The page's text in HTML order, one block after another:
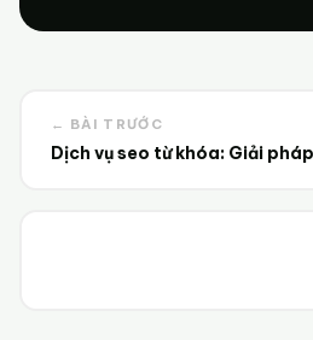
← BÀI TRƯỚC
Dịch vụ seo từ khóa: Giải